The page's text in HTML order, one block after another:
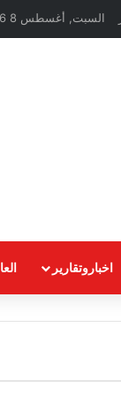
السبت, أغسطس 8 2026
اخباروتقارير